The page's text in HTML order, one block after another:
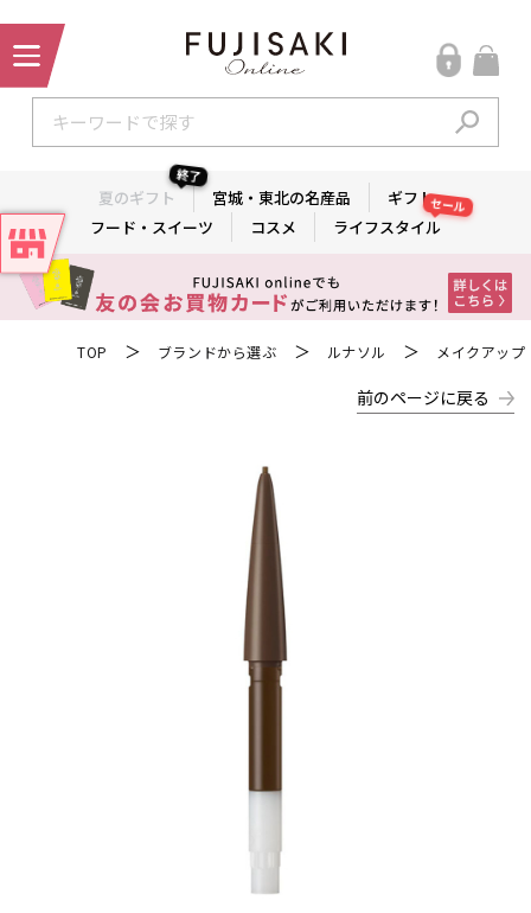
夏のギフト
終了
宮城・東北の名産品
ギフト
フード・スイーツ
コスメ ライフスタイル
セール
TOP ＞ ブランドから選ぶ ＞ ルナソル ＞ メイクアップ
前のページに戻る